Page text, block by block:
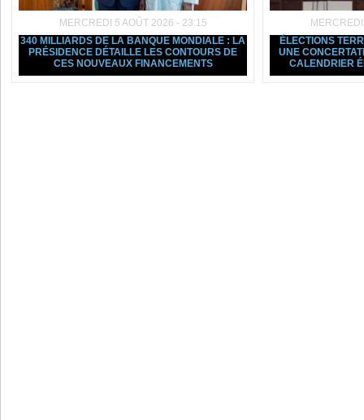
MERCREDI 5 AOÛT 2026 - 23:15
340 MILLIARDS DE LA BANQUE MONDIALE : LA
PRÉSIDENCE DÉTAILLE LES CONTOURS DE
CES NOUVEAUX FINANCEMENTS
ÉLECTIONS
UNE
CALENDRIER